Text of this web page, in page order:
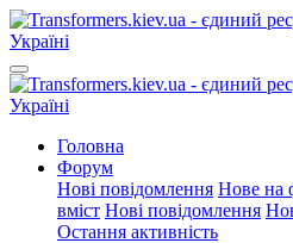
Головна
Форум
Нові повідомлення Нове на
вміст Нові повідомлення
Остання активність